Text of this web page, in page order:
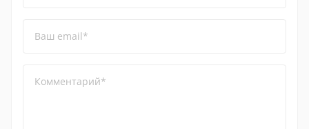
Ваш email*
Комментарий*